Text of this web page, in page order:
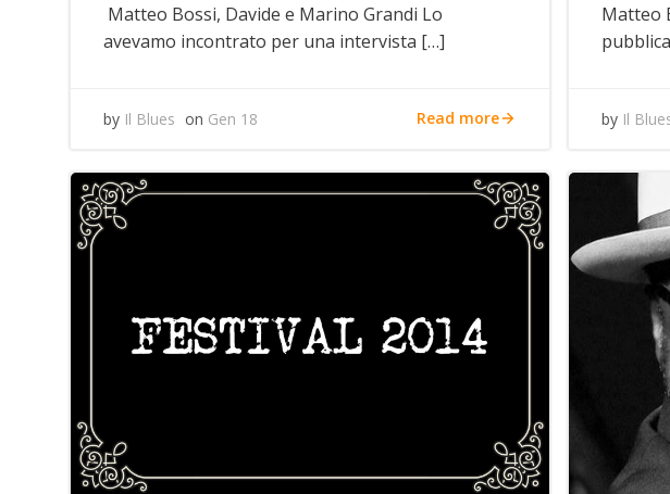
Matteo Bossi, Davide e Marino Grandi Lo
avevamo incontrato per una intervista […]
by Il Blues on Gen 18 Read more
Matteo
by Il